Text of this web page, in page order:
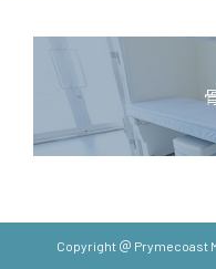
Copyright ＠ Prymecoast